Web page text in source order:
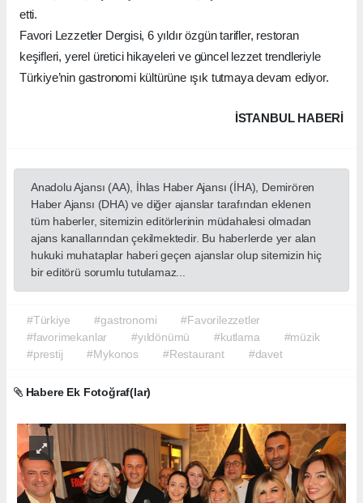
etti.
Favori Lezzetler Dergisi, 6 yıldır özgün tarifler, restoran
keşifleri, yerel üretici hikayeleri ve güncel lezzet trendleriyle
Türkiye’nin gastronomi kültürüne ışık tutmaya devam ediyor.
İSTANBUL HABERİ
Anadolu Ajansı (AA), İhlas Haber Ajansı (İHA), Demirören
Haber Ajansı (DHA) ve diğer ajanslar tarafından eklenen
tüm haberler, sitemizin editörlerinin müdahalesi olmadan
ajans kanallarından çekilmektedir. Bu haberlerde yer alan
hukuki muhataplar haberi geçen ajanslar olup sitemizin hiç
bir editörü sorumlu tutulamaz...
#Türkiye #gastronomi
#Favorilezzetler
#favorimekanlar
#yıldönümü #kutlama
#müzik
#prestij
#Mykonos #Restaurant #davet
Habere Ek Fotoğraf(lar)